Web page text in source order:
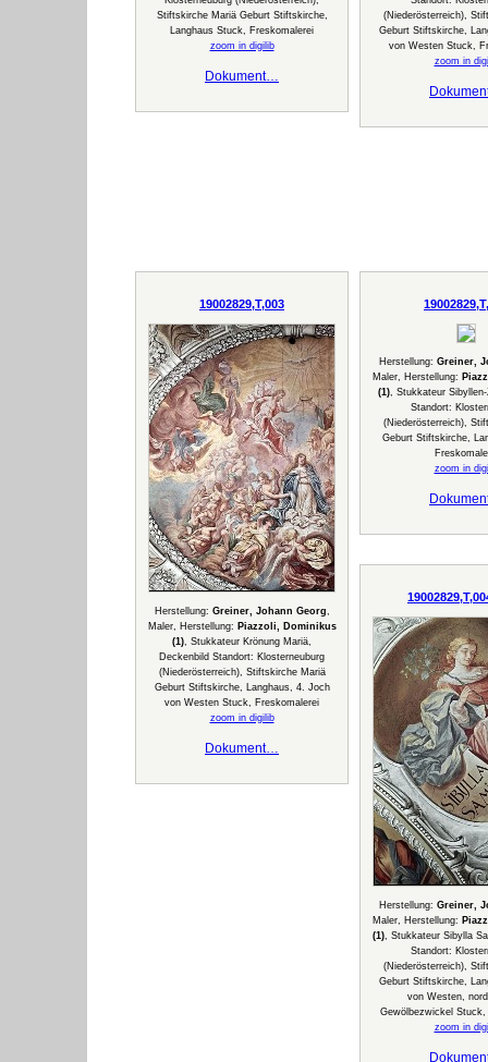
Stiftskirche Mariä Geburt Stiftskirche,
Langhaus Stuck, Freskomalerei
zoom in digilib
Dokument…
(Niederösterreich),
Geburt Stiftskirche,
von Westen Stuck,
zoom in
19002829,T,003
Herstellung: Greiner, Johann Georg,
Maler, Herstellung: Piazzoli, Dominikus
(1), Stukkateur Krönung Mariä,
Deckenbild Standort: Klosterneuburg
(Niederösterreich), Stiftskirche Mariä
Geburt Stiftskirche, Langhaus, 4. Joch
von Westen Stuck, Freskomalerei
zoom in digilib
Dokument…
Herstellung: Greiner,
Maler, Herstellung:
(1), Stukkateur
Standort:
(Niederösterreich),
Geburt Stiftskirche,
zoom in
Herstellung: Greiner,
Maler, Herstellung:
(1), Stukkateur Sibylla
Standort:
(Niederösterreich),
Geburt Stiftskirche,
von Westen,
Gewölbezwickel Stuck,
zoom in